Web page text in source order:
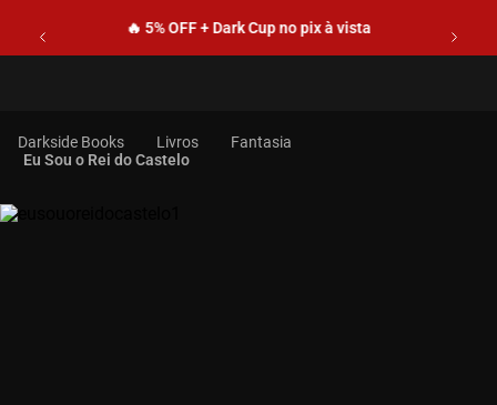
🔥 5% OFF + Dark Cup no pix à vista
Livros
Fantasia
Eu Sou o Rei do Castelo